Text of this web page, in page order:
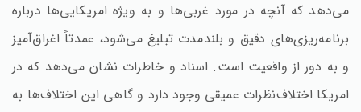
می‌دهد که آنچه در مورد غربی‌ها و به ویژه امریکایی‌ها درباره
برنامه‌ریزی‌های دقیق و بلندمدت تبلیغ می‌شود، عمدتاً اغراق‌آمیز
و به دور از واقعیت است‌. اسناد و خاطرات نشان می‌دهد که در
امریکا اختلاف‌نظرات عمیقی وجود دارد و گاهی این اختلاف‌ها به